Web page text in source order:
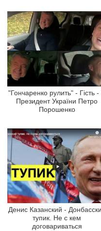
"Гончаренко рулить" - Гість -
Президент України Петро
Порошенко
Денис Казанский -
тупик. Не с кем
договариваться